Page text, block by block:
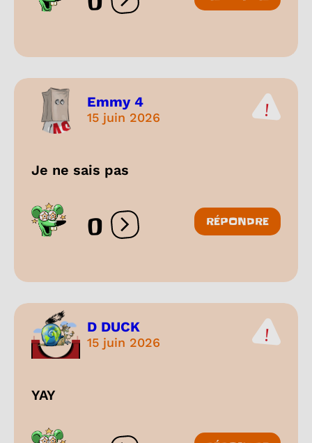
Ouvrir les réactions
Emmy 4
15 juin 2026
Je ne sais pas
0 Ouvrir les réactions
RÉPONDRE
D DUCK
15 juin 2026
YAY